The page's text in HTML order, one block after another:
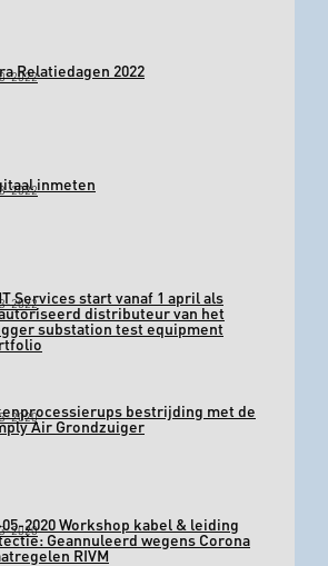
2022
Relatiedagen 2022
2022inmeten
2022
Services start vanaf 1 april als
distributeur van het
substation test equipment
2020 bestrijding met de
Air Grondzuiger
20202020 Workshop kabel & leiding
Geannuleerd wegens Corona
RIVM